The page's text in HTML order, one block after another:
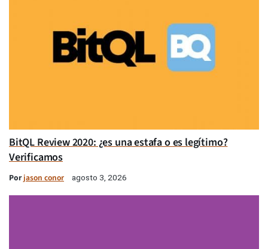
BitQL Review 2020: ¿es una estafa o es legítimo?
Verificamos
Porjason conor agosto 3, 2026